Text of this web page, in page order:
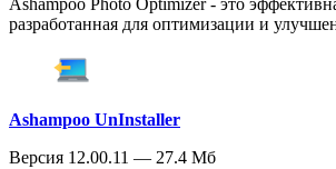
Ashampoo Photo Optimizer - это
разработанная для оптимизации и
Ashampoo UnInstaller
Версия 12.00.11 — 27.4 Мб